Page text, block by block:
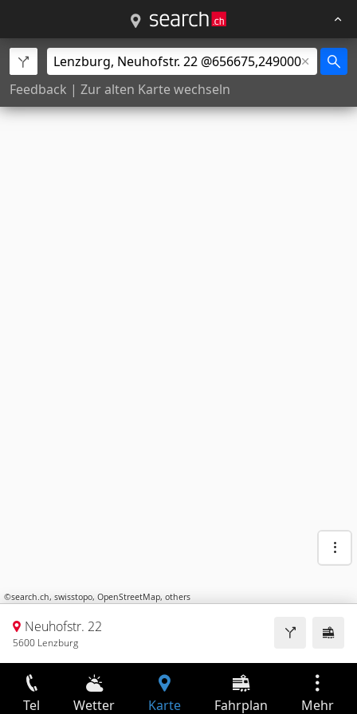
Feedback | Zur alten Karte wechseln
©search.ch, swisstopo, OpenStreetMap, others
Neuhofstr. 22
5600 Lenzburg
Tel Wetter Karte Fahrplan Mehr